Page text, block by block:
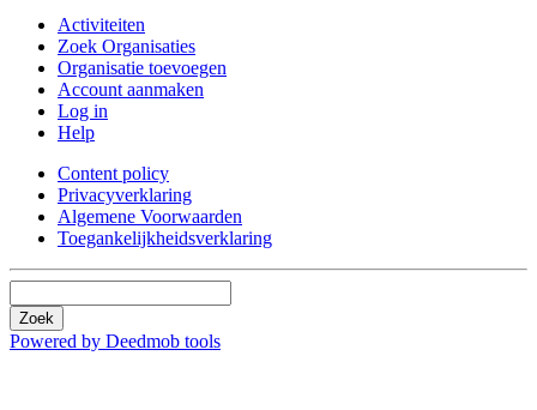
Activiteiten
Zoek Organisaties
Organisatie toevoegen
Account aanmaken
Log in
Help
Content policy
Privacyverklaring
Algemene Voorwaarden
Toegankelijkheidsverklaring
Zoek
Powered by Deedmob tools